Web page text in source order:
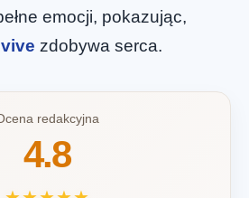
emocji, pokazując,
zdobywa serca.
redakcyjna
4.8